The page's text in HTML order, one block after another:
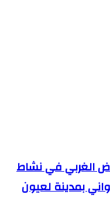
الغربي في نشاط
بمدينة لعيون